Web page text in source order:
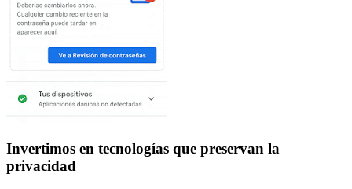
Invertimos en tecnologías que preservan la
privacidad